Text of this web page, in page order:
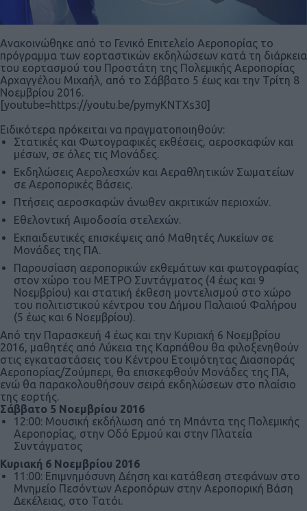
Ανακοινώθηκε από το Γενικό Επιτελείο Αεροπορίας το
πρόγραμμα των εορταστικών εκδηλώσεων κατά τη διάρκεια
του εορτασμού του Προστάτη της Πολεμικής Αεροπορίας
Αρχαγγέλου Μιχαήλ, από το Σάββατο 5 έως και την Τρίτη 8
Νοεμβρίου 2016.
[youtube=https://youtu.be/pymyKNTXs30]
Ειδικότερα πρόκειται να πραγματοποιηθούν:
Στατικές και Φωτογραφικές εκθέσεις, αεροσκαφών και
μέσων, σε όλες τις Μονάδες.
Εκδηλώσεις Αερολεσχών και Αεραθλητικών Σωματείων
σε Αεροπορικές Βάσεις.
Πτήσεις αεροσκαφών άνωθεν ακριτικών περιοχών.
Εθελοντική Αιμοδοσία στελεχών.
Εκπαιδευτικές επισκέψεις από Μαθητές Λυκείων σε
Μονάδες της ΠΑ.
Παρουσίαση αεροπορικών εκθεμάτων και φωτογραφίας
στον χώρο του ΜΕΤΡΟ Συντάγματος (4 έως και 9
Νοεμβρίου) και στατική έκθεση μοντελισμού στο χώρο
του πολιτιστικού κέντρου του Δήμου Παλαιού Φαλήρου
(5 έως και 6 Νοεμβρίου).
Από την Παρασκευή 4 έως και την Κυριακή 6 Νοεμβρίου
2016, μαθητές από Λύκεια της Καρπάθου θα φιλοξενηθούν
στις εγκαταστάσεις του Κέντρου Ετοιμότητας Διασποράς
Αεροπορίας/Ζούμπερι, θα επισκεφθούν Μονάδες της ΠΑ,
ενώ θα παρακολουθήσουν σειρά εκδηλώσεων στο πλαίσιο
της εορτής.
Σάββατο 5 Νοεμβρίου 2016
12:00: Μουσική εκδήλωση από τη Μπάντα της Πολεμικής
Αεροπορίας, στην Οδό Ερμού και στην Πλατεία
Συντάγματος
Κυριακή 6 Νοεμβρίου 2016
11:00: Επιμνημόσυνη Δέηση και κατάθεση στεφάνων στο
Μνημείο Πεσόντων Αεροπόρων στην Αεροπορική Βάση
Δεκέλειας, στο Τατόι.